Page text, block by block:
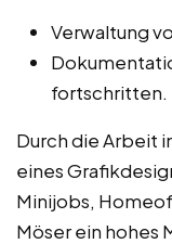
Verwaltung
fortschritten.
Durch die Arbeit
eines
Minijobs,
Möser ein hohes